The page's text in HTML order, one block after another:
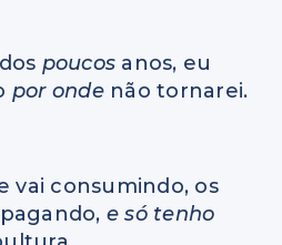
poucos anos, eu
por onde não tornarei.
vai consumindo, os
e só tenho